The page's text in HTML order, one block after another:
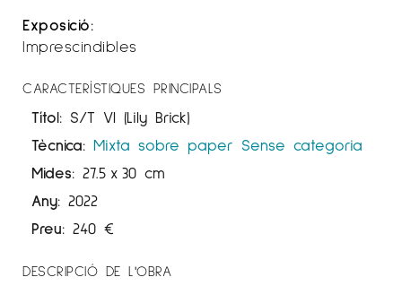
Exposició:
Imprescindibles
CARACTERÍSTIQUES PRINCIPALS
Títol: S/T VI (Lily Brick)
Tècnica: Mixta sobre paper Sense categoria
Mides: 27.5 x 30 cm
Any: 2022
Preu: 240 €
DESCRIPCIÓ DE L'OBRA